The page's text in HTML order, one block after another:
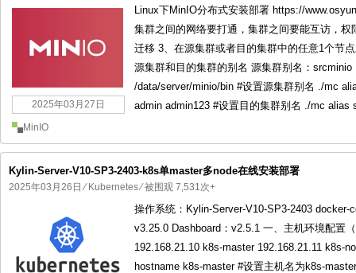
国产化操作系统Anolis OS编
2025年03月27日
Linux下MinIO分布式安装部署 https://
集群之间的网络要打通，集群之间要能互访，
迁移 3、在源集群或者目的集群中的任意1个节
源集群和目的集群的别名 源集群别名：
/data/server/minio/bin #设置源集群别名 ./mc
admin admin123 #设置目的集群别名 ./mc alias
MinIO
Kylin-Server-V10-SP3-2403-k8s单master多node在线安装部署
2025年03月26日 ⁄ Kubernetes⁄ 被围观 7,531次+
操作系统：Kylin-Server-V10-SP3-2403
v3.25.0 Dashboard：v2.5.1 一、主机环境配置
192.168.21.10 k8s-master 192.168.21.11 k8s-
hostname k8s-master #设置主机名为k8s-